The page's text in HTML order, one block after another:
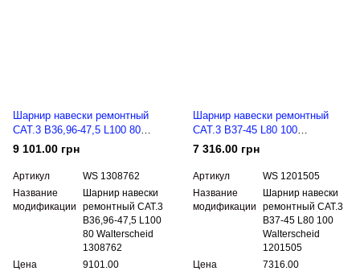
Шарнир навески ремонтный
CAT.3 B36,96-47,5 L100 80
Walterscheid 1308762
9 101.00 грн
Артикул
WS 1308762
Название
модификации
Шарнир навески
ремонтный CAT.3
B36,96-47,5 L100
80 Walterscheid
1308762
Цена
9101.00
Шарнир навески ремонтный
CAT.3 B37-45 L80 100
Walterscheid 1201505
7 316.00 грн
Артикул
WS 1201505
Название
модификации
Шарнир навески
ремонтный CAT.3
B37-45 L80 100
Walterscheid
1201505
Цена
7316.00